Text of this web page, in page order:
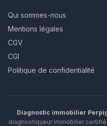
Qui sommes-nous
Mentions légales
CGV
CGI
Politique de confidentialité
Diagnostic immobilier
diagnostiqueur immobilier